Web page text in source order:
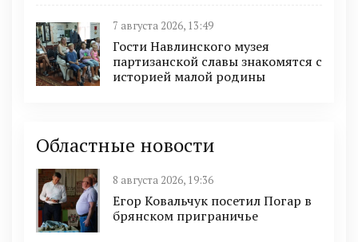
7 августа 2026, 13:49
Гости Навлинского музея
партизанской славы знакомятся с
историей малой родины
Областные новости
8 августа 2026, 19:36
Егор Ковальчук посетил Погар в
брянском приграничье